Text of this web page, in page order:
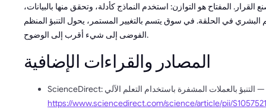
القرار. المفتاح هو التوازن: استخدم النماذج كأدلة، وتحقق منها بالبيانات،
البشري في الحلقة. في سوق يتسم بالتغيير المستمر، يحول التنبؤ المنظم
الفوضى إلى شيء أقرب إلى الوضوح.
المصادر والقراءات الإضافية
ScienceDirect: التنبؤ بالعملات المشفرة باستخدام التعلم الآلي —
https://www.sciencedirect.com/science/article/pii/